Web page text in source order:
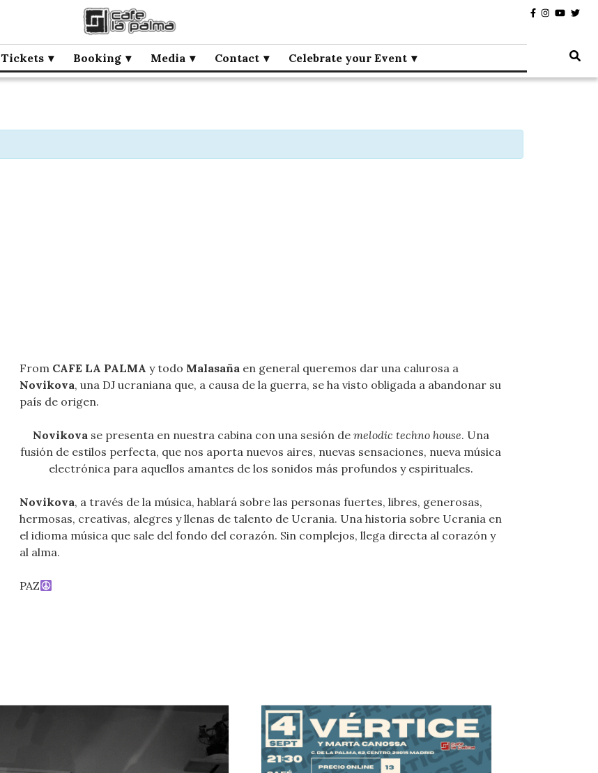
Tickets Booking Media Contact Celebrate your Event
From CAFE LA PALMA y todo Malasaña en general queremos dar una calurosa a
Novikova, una DJ ucraniana que, a causa de la guerra, se ha visto obligada a abandonar su
país de origen.
Novikova se presenta en nuestra cabina con una sesión de melodic techno house. Una
fusión de estilos perfecta, que nos aporta nuevos aires, nuevas sensaciones, nueva música
electrónica para aquellos amantes de los sonidos más profundos y espirituales.
Novikova, a través de la música, hablará sobre las personas fuertes, libres, generosas,
hermosas, creativas, alegres y llenas de talento de Ucrania. Una historia sobre Ucrania en
el idioma música que sale del fondo del corazón. Sin complejos, llega directa al corazón y
al alma.
PAZ